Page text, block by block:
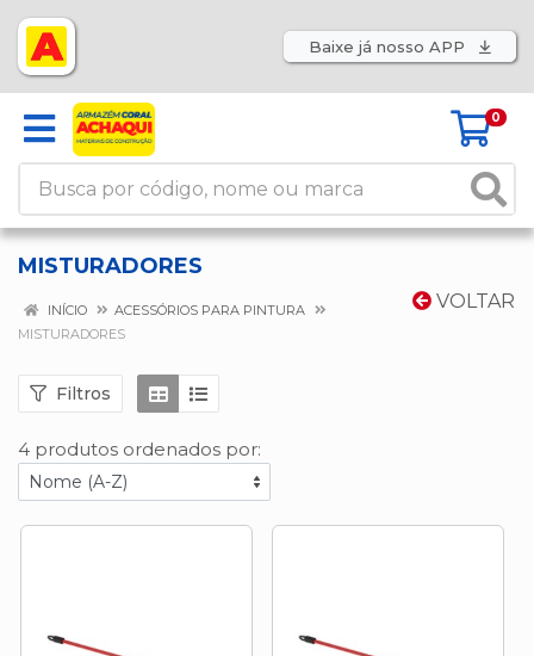
Baixe já nosso APP
0
MISTURADORES
VOLTAR
INÍCIO
ACESSÓRIOS PARA PINTURA
MISTURADORES
Filtros
4 produtos ordenados por: